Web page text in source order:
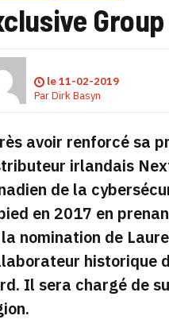
le11-02-2019
ParDirk Basyn
avoir renforcé sa
irlandais
de la
en 2017 en
nomination de
historique
Il sera chargé de